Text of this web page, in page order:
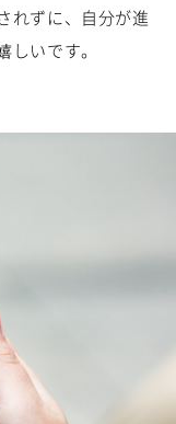
れずに、自分が進
いです。